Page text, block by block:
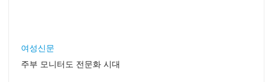
여성신문
주부 모니터도 전문화 시대